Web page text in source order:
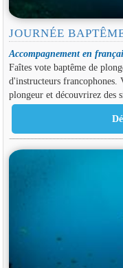
JOURNÉE
Accompagnement en
Faîtes vote baptême de
d'instructeurs francophones.
plongeur et découvrirez des